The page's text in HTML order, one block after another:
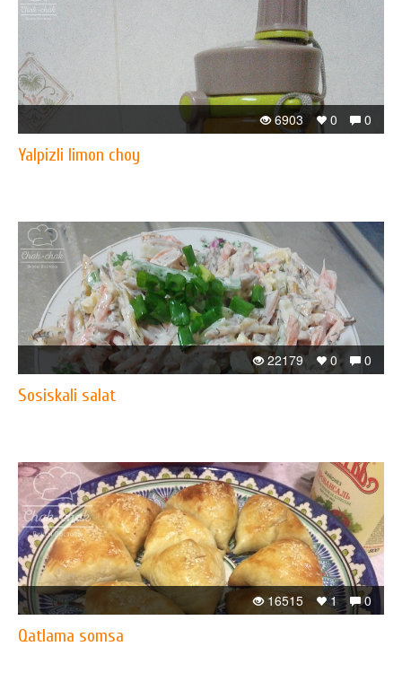
0
0
6903
Yalpizli limon choy
0
0
22179
Sosiskali salat
0
1
16515
Qatlama somsa